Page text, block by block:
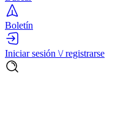
Boletín
Iniciar sesión \/ registrarse